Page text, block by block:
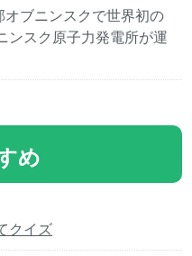
ブニンスクで世界初の
ンスク原子力発電所が運
め
クイズ